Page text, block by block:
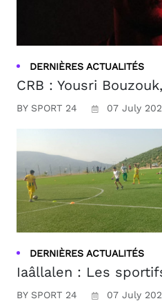
DERNIÈRES ACTUALITÉS
CRB : Yousri
BY SPORT 24 07 July
DERNIÈRES ACTUALITÉS
Iaâllalen : Les
BY SPORT 24 07 July